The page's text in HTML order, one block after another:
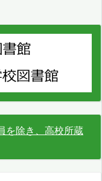
を除き、高校所蔵